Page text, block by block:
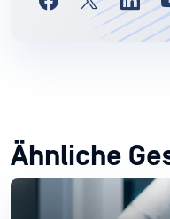
Ähnliche